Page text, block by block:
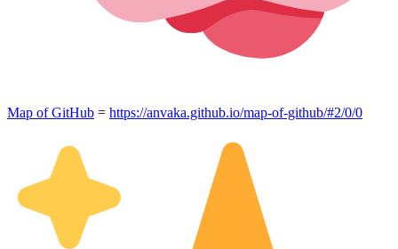
Map of GitHub = https://anvaka.github.io/map-of-github/#2/0/0